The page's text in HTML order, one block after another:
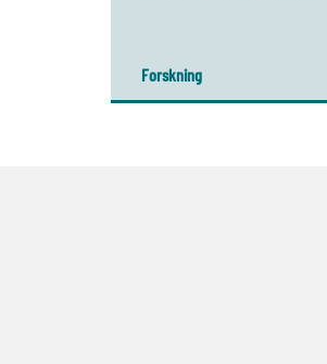
Forskning